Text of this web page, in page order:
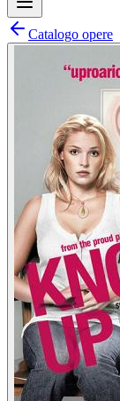
Catalogo opere